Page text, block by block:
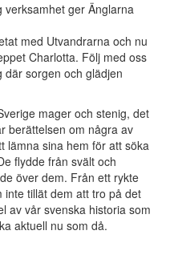
ger Änglarna
med Utvandrarna och nu
Charlotta. Följ med oss
där sorgen och glädjen
mager och stenig, det
berättelsen om några av
lämna sina hem för att söka
flydde från svält och
över dem. Från ett rykte
tillät dem att tro på det
av vår svenska historia som
aktuell nu som då.